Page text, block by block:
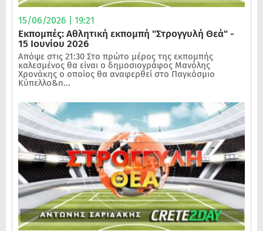
15/06/2026 | 19:21
Εκπομπές: Αθλητική εκπομπή "Στρογγυλή Θεά" -
15 Ιουνίου 2026
Απόψε στις 21:30 Στο πρώτο μέρος της εκπομπής
καλεσμένος θα είναι ο δημοσιογράφος Μανόλης
Χρονάκης ο οποίος θα αναφερθεί στο Παγκόσμιο
Κύπελλο&n...